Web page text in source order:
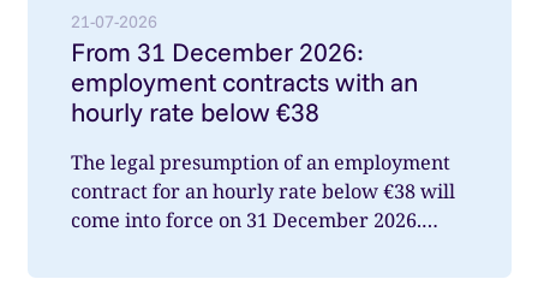
21-07-2026
From 31 December 2026:
employment contracts with an
hourly rate below €38
The legal presumption of an employment
contract for an hourly rate below €38 will
come into force on 31 December 2026.